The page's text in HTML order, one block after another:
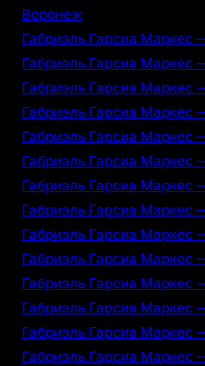
Воронеж
Габриэль Гарсиа Маркес
Габриэль Гарсиа Маркес
Габриэль Гарсиа Маркес
Габриэль Гарсиа Маркес
Габриэль Гарсиа Маркес
Габриэль Гарсиа Маркес
Габриэль Гарсиа Маркес
Габриэль Гарсиа Маркес
Габриэль Гарсиа Маркес
Габриэль Гарсиа Маркес
Габриэль Гарсиа Маркес
Габриэль Гарсиа Маркес
Габриэль Гарсиа Маркес
Габриэль Гарсиа Маркес